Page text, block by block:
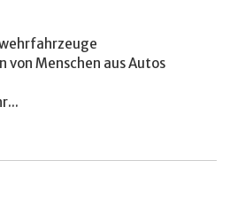
von Menschen aus Autos